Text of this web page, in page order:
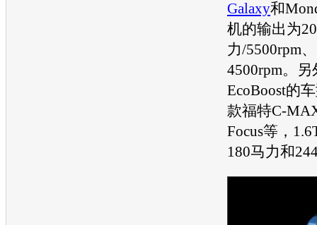
Galaxy和
机的输出为
力/5500rpm
4500rpm。
EcoBoost的
款福特C-
Focus等，
180马力和